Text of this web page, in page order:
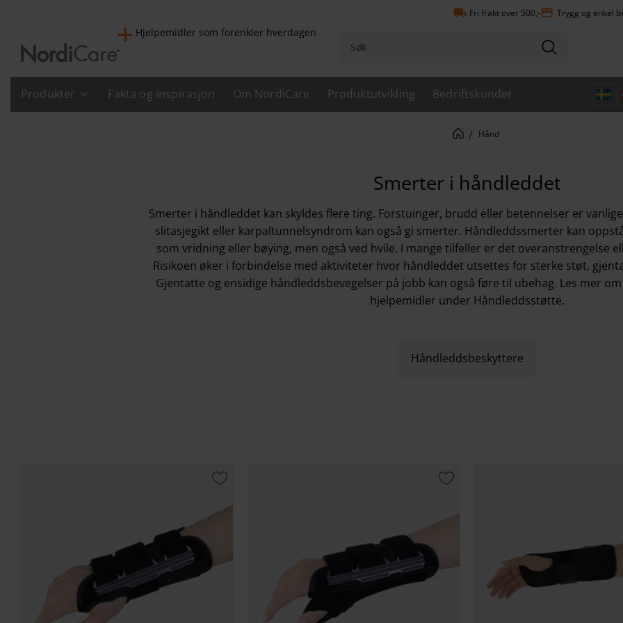
local_shipping Fri frakt over 500,-payment Trygg og enkel
Hjelpemidler som forenkler hverdagen
Produkter Fakta og inspirasjon Om NordiCare Produktutvikling Bedriftskunder
Hånd
Smerter i håndleddet
Smerter i håndleddet kan skyldes flere ting. Forstuinger, brudd eller betennelser er
slitasjegikt eller karpaltunnelsyndrom kan også gi smerter. Håndleddssmerter kan
som vridning eller bøying, men også ved hvile. I mange tilfeller er det overanstrengelse
Risikoen øker i forbindelse med aktiviteter hvor håndleddet utsettes for sterke støt,
Gjentatte og ensidige håndleddsbevegelser på jobb kan også føre til ubehag. Les mer
hjelpemidler under Håndleddsstøtte.
Håndleddsbeskyttere
Lagre som favoritt Lagre som favoritt